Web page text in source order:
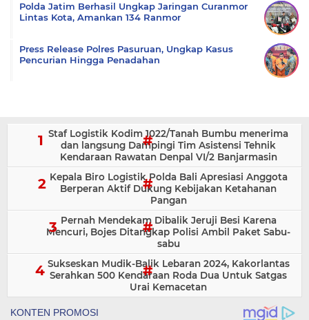
Polda Jatim Berhasil Ungkap Jaringan Curanmor
Lintas Kota, Amankan 134 Ranmor
Press Release Polres Pasuruan, Ungkap Kasus
Pencurian Hingga Penadahan
Staf Logistik Kodim 1022/Tanah Bumbu menerima
dan langsung Dampingi Tim Asistensi Tehnik
Kendaraan Rawatan Denpal VI/2 Banjarmasin
Kepala Biro Logistik Polda Bali Apresiasi Anggota
Berperan Aktif Dukung Kebijakan Ketahanan
Pangan
Pernah Mendekam Dibalik Jeruji Besi Karena
Mencuri, Bojes Ditangkap Polisi Ambil Paket Sabu-
sabu
Sukseskan Mudik-Balik Lebaran 2024, Kakorlantas
Serahkan 500 Kendaraan Roda Dua Untuk Satgas
Urai Kemacetan